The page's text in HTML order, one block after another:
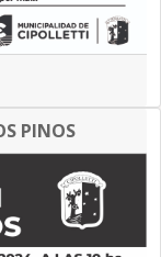
PINOS